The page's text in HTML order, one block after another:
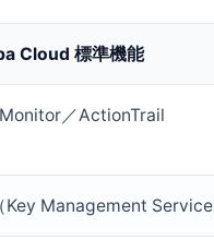
Cloud 標準機能
／ActionTrail
Key Management Service